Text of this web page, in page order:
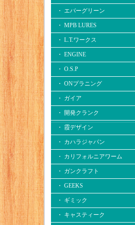
・ エバーグリーン
・ MPB LURES
・ L.T.ワークス
・ ENGINE
・ O.S.P
・ ONプラニング
・ ガイア
・ 開発クランク
・ 霞デザイン
・ カハラジャパン
・ カリフォルニアワーム
・ ガンクラフト
・ GEEKS
・ ギミック
・ キャスティーク